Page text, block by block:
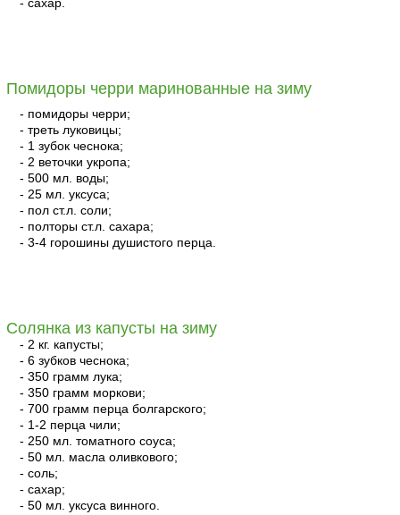
Помидоры черри маринованные на зиму
- помидоры черри;
- треть луковицы;
- 1 зубок чеснока;
- 2 веточки укропа;
- 500 мл. воды;
- 25 мл. уксуса;
- пол ст.л. соли;
- полторы ст.л. сахара;
- 3-4 горошины душистого перца.
Солянка из капусты на зиму
- 2 кг. капусты;
- 6 зубков чеснока;
- 350 грамм лука;
- 350 грамм моркови;
- 700 грамм перца болгарского;
- 1-2 перца чили;
- 250 мл. томатного соуса;
- 50 мл. масла оливкового;
- соль;
- сахар;
- 50 мл. уксуса винного.